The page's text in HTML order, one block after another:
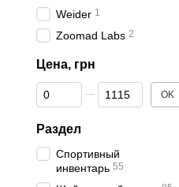
Weider 1
Zoomad Labs 2
Цена, грн
От Цена, грн
До Цена, грн OK
Раздел
Спортивный
инвентарь 55